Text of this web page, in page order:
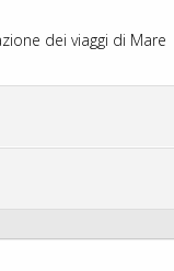
dei viaggi di Mare